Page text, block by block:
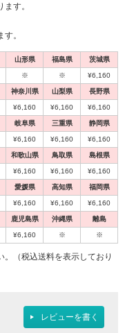
す。
。
（税込送料を表示しており
山形県 福島県 茨城県
※ ※ ¥6,160
神奈川県 山梨県 長野県
¥6,160 ¥6,160 ¥6,160
岐阜県 三重県 静岡県
¥6,160 ¥6,160 ¥6,160
和歌山県 鳥取県 島根県
¥6,160 ¥6,160 ¥6,160
愛媛県 高知県 福岡県
¥6,160 ¥6,160 ¥6,160
鹿児島県 沖縄県 離島
¥6,160 ※ ※
レビューを書く